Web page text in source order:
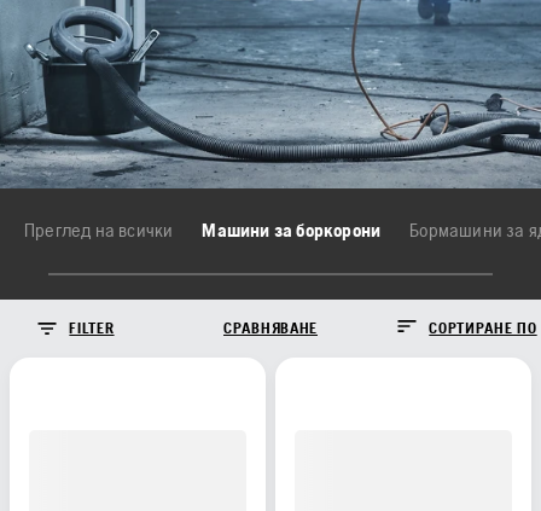
Преглед на всички Машини за боркорони
FILTER СРАВНЯВАНЕ СОРТИРАНЕ ПО